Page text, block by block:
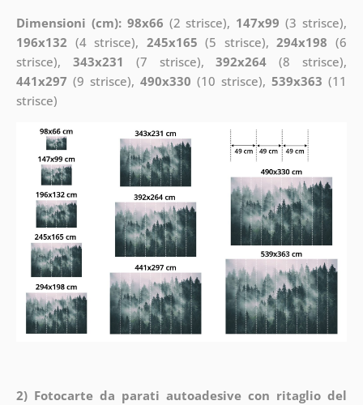
Dimensioni (cm): 98x66 (2 strisce), 147x99 (3 strisce),
196x132 (4 strisce), 245x165 (5 strisce),294x198 (6
strisce), 343x231 (7 strisce),392x264 (8 strisce),
441x297 (9 strisce), 490x330 (10 strisce),539x363 (11
strisce)
2) Fotocarte da parati autoadesive con ritaglio del